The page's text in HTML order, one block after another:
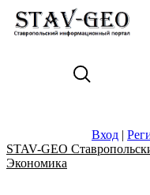
Вход |
STAV-GEO
Экономика